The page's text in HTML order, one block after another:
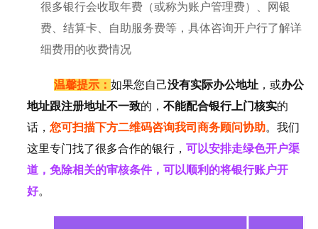
很多银行会收取年费（或称为账户管理费）、网银
费、结算卡、自助服务费等，具体咨询开户行了解详
细费用的收费情况
温馨提示：如果您自己没有实际办公地址 ，或办公
地址跟注册地址不一致的， 不能配合银行上门核实的
话， 您可扫描下方二维码咨询我司商务顾问协助。我们
这里专门找了很多合作的银行， 可以安排走绿色开户渠
道，免除相关的审核条件，可以顺利的将银行账户开
好。